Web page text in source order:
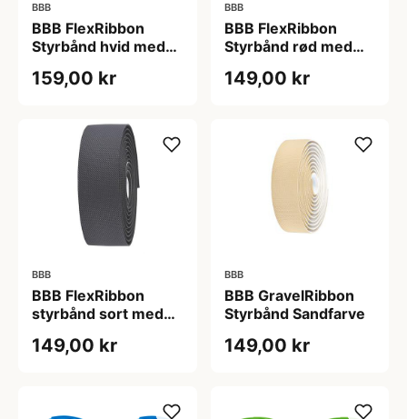
BBB
BBB FlexRibbon
Styrbånd hvid med
159,00 kr
BBB
BBB FlexRibbon
Styrbånd rød med
149,00 kr
BBB
BBB FlexRibbon
styrbånd sort med
149,00 kr
BBB
BBB GravelRibbon
Styrbånd Sandfarve
149,00 kr